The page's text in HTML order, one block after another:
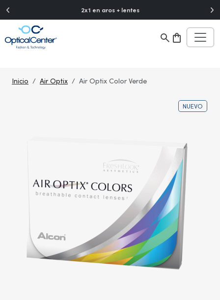
2x1 en aros + lentes
Inicio Air Optix Air Optix Color Verde
NUEVO